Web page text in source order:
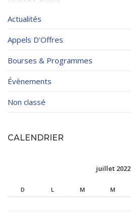
Actualités
Appels D'Offres
Bourses & Programmes
Évènements
Non classé
CALENDRIER
juillet 2022
D L M M